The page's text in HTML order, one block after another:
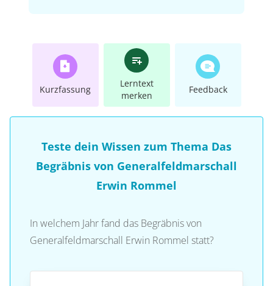
Kurzfassung
Lerntext
merken
Feedback
Teste dein Wissen zum Thema Das
Begräbnis von Generalfeldmarschall
Erwin Rommel
In welchem Jahr fand das Begräbnis von
Generalfeldmarschall Erwin Rommel statt?